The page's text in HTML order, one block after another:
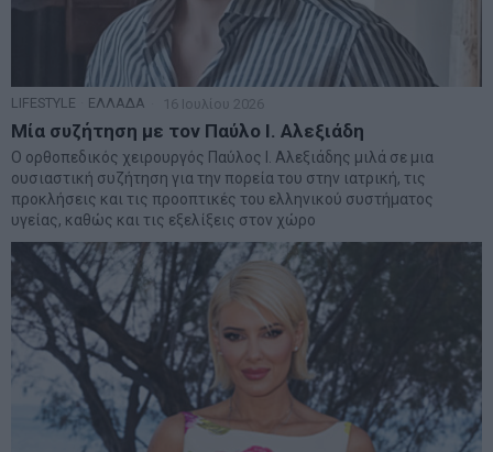
LIFESTYLE ΕΛΛΑΔΑ 16 Ιουλίου 2026
Μία συζήτηση με τον Παύλο Ι. Αλεξιάδη
Ο ορθοπεδικός χειρουργός Παύλος Ι. Αλεξιάδης μιλά σε μια
ουσιαστική συζήτηση για την πορεία του στην ιατρική, τις
προκλήσεις και τις προοπτικές του ελληνικού συστήματος
υγείας, καθώς και τις εξελίξεις στον χώρο